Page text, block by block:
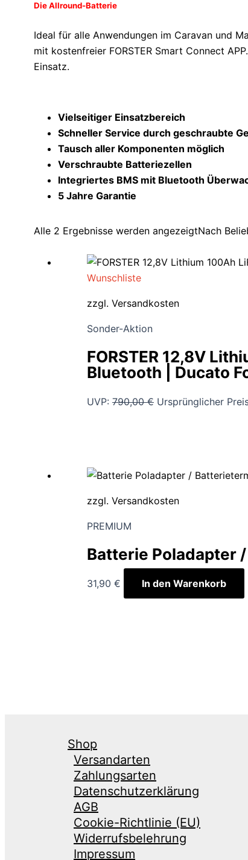
Die Allround-Batterie
Ideal für alle Anwendungen im Caravan und
mit kostenfreier FORSTER Smart Connect
Einsatz.
Vielseitiger Einsatzbereich
Schneller Service durch geschraubte
Tausch aller Komponenten möglich
Verschraubte Batteriezellen
Integriertes BMS mit Bluetooth
5 Jahre Garantie
Alle 2 Ergebnisse werden angezeigtNach
Wunschliste
zzgl. Versandkosten
Sonder-Aktion
FORSTER 12,8V
Bluetooth | Ducato
UVP: 790,00€ Ursprünglicher
zzgl. Versandkosten
PREMIUM
Batterie Poladapter
31,90 € In den Warenkorb
Shop
Versandarten
Zahlungsarten
Datenschutzerklärung
AGB
Cookie-Richtlinie (EU)
Widerrufsbelehrung
Impressum